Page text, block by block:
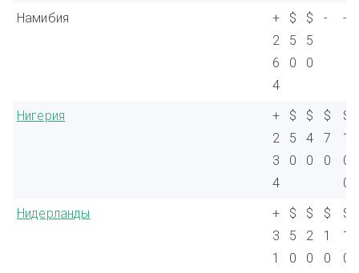
Намибия
+
2
6
4
$
5
0
$
5
0
- -
Нигерия
+
2
3
4
$
5
0
$
4
0
$
7
0
$
1
0
0
Нидерланды
+
3
1
$
5
0
$
2
0
$
1
0
$
1
0